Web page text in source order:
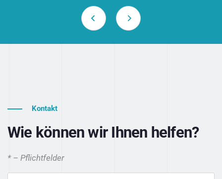
Kontakt
Wie können wir Ihnen helfen?
* – Pflichtfelder